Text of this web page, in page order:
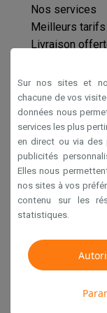
Éco-chèques
Éco-chèques
Reconditionné
Machines à
Petits
Petits
Grands
Lave-vaisselle
Climatiseurs
Climatiseurs
TV & audio
Multimédie &
Smartphones
Trottinettes
Nos services
Meilleurs tarifs
Livraison
Éco-chèques
Paiement
Déclaration
Conditions
Sur nos sites et
chacune de vos
données nous
services les plus
en direct ou via des
publicités
Elles nous
nos sites à vos
contenu sur les
statistiques.